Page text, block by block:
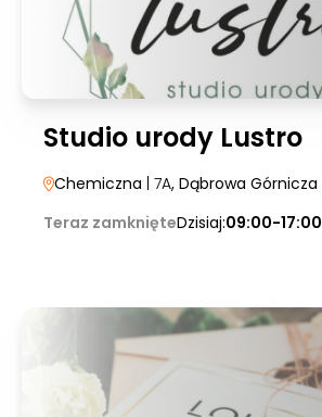
Studio urody Lustro
Chemiczna | 7A, Dąbrowa Górnicza
Teraz zamknięteDzisiaj:09:00-17:00